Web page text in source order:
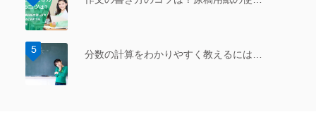
分数の計算をわかりやすく教えるには…